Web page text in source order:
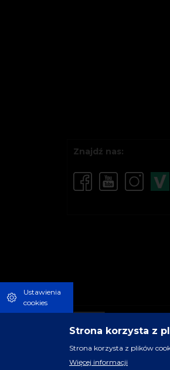
Znajdź nas:
Ustawienia
cookies
Strona korzysta z
Strona korzysta z plików
Więcej informacji